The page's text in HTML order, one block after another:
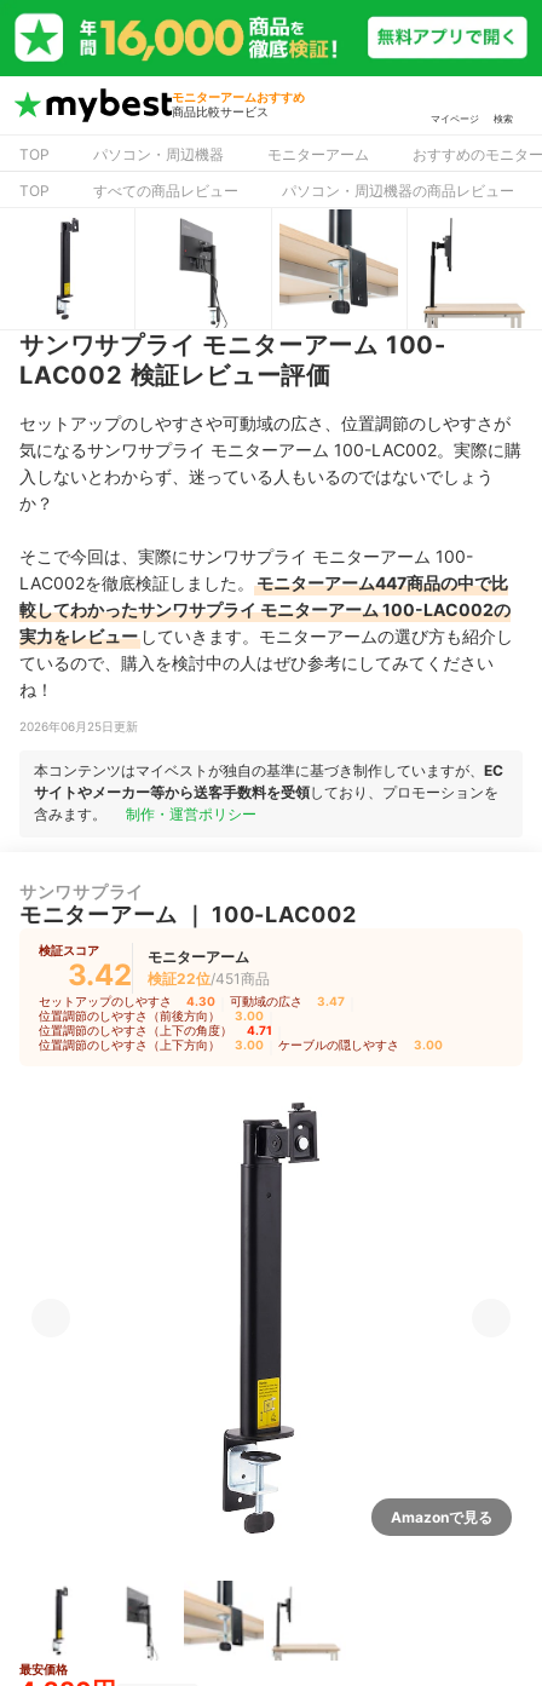
モニターアームおすすめ
商品比較サービス
マイページ 検索
TOP パソコン・周辺機器 モニターアーム
おすすめのモニタ
TOP
すべての商品レビュー パソコン・周辺機器の商品レビュー
サンワサプライ モニターアーム 100-
LAC002 検証レビュー評価
セットアップのしやすさや可動域の広さ、位置調節のしやすさが
気になるサンワサプライ モニターアーム 100-LAC002。実際に購
入しないとわからず、迷っている人もいるのではないでしょう
か？
そこで今回は、実際にサンワサプライ モニターアーム 100-
LAC002を徹底検証しました。
モニターアーム447商品の中で比
較してわかったサンワサプライ モニターアーム 100-LAC002の
実力をレビュー していきます。モニターアームの選び方も紹介し
ているので、購入を検討中の人はぜひ参考にしてみてください
ね！
2026年06月25日更新
本コンテンツはマイベストが独自の基準に基づき制作していますが、 EC
サイトやメーカー等から送客手数料を受領しており、プロモーションを
含みます。
制作・運営ポリシー
サンワサプライ
モニターアーム 100-LAC002
検証スコア
3.42
モニターアーム
検証22位/451商品
セットアップのしやすさ 4.30 可動域の広さ 3.47
位置調節のしやすさ（前後方向） 3.00
位置調節のしやすさ（上下の角度） 4.71
位置調節のしやすさ（上下方向） 3.00 ケーブルの隠しやすさ 3.00
Amazonで見る
最安価格